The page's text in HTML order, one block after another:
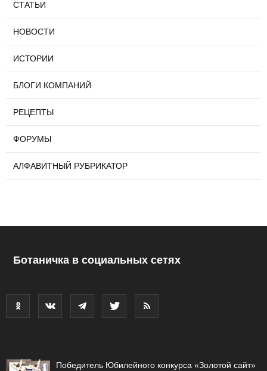
СТАТЬИ
НОВОСТИ
ИСТОРИИ
БЛОГИ КОМПАНИЙ
РЕЦЕПТЫ
ФОРУМЫ
АЛФАВИТНЫЙ РУБРИКАТОР
Ботаничка в социальных сетях
Победитель Юбилейного конкурса «Золотой сайт»